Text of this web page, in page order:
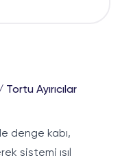
Ayırıcılar
denge kabı,
sistemi ısıl